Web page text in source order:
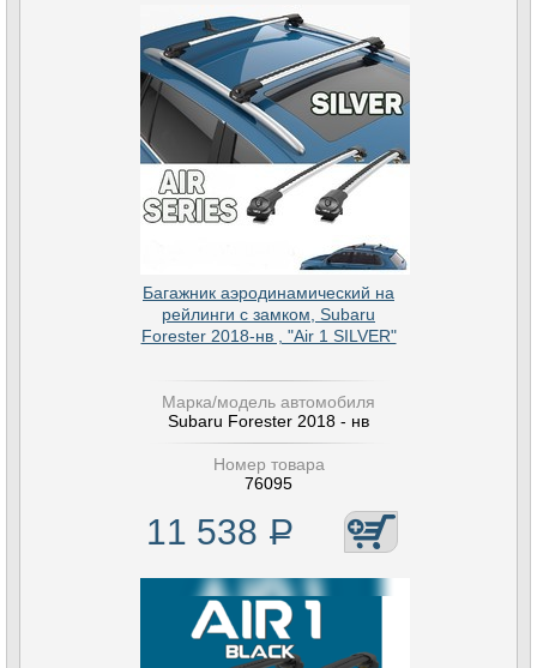
Багажник аэродинамический на
рейлинги с замком, Subaru
Forester 2018-нв , "Air 1 SILVER"
Марка/модель автомобиля
Subaru Forester 2018 - нв
Номер товара
76095
11 538 Р